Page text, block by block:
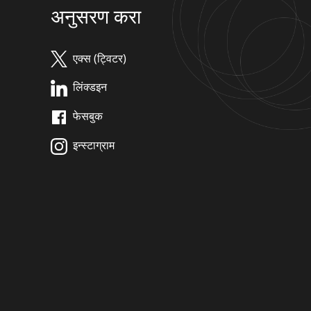
अनुसरण करा
एक्स (ट्विटर)
लिंक्डइन
फेसबुक
इन्स्टाग्राम